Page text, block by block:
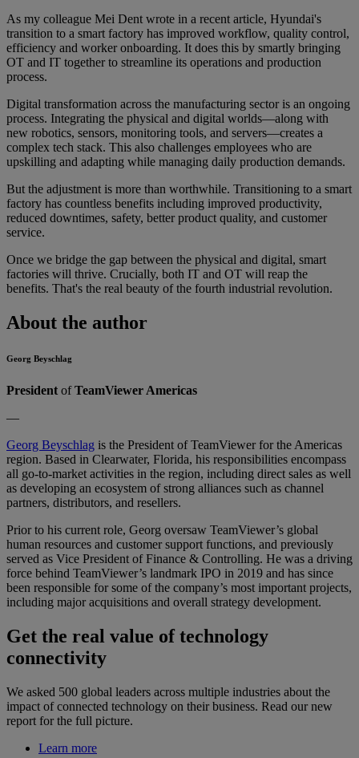
As my colleague Mei Dent wrote in a recent article, Hyundai's
transition to a smart factory has improved workflow, quality control,
efficiency and worker onboarding. It does this by smartly bringing
OT and IT together to streamline its operations and production
process.
Digital transformation across the manufacturing sector is an ongoing
process. Integrating the physical and digital worlds—along with
new robotics, sensors, monitoring tools, and servers—creates a
complex tech stack. This also challenges employees who are
upskilling and adapting while managing daily production demands.
But the adjustment is more than worthwhile. Transitioning to a smart
factory has countless benefits including improved productivity,
reduced downtimes, safety, better product quality, and customer
service.
Once we bridge the gap between the physical and digital, smart
factories will thrive. Crucially, both IT and OT will reap the
benefits. That's the real beauty of the fourth industrial revolution.
About the author
Georg Beyschlag
President ofTeamViewer Americas
—
Georg Beyschlag is the President of TeamViewer for the Americas
region. Based in Clearwater, Florida, his responsibilities encompass
all go-to-market activities in the region, including direct sales as well
as developing an ecosystem of strong alliances such as channel
partners, distributors, and resellers.
Prior to his current role, Georg oversaw TeamViewer’s global
human resources and customer support functions, and previously
served as Vice President of Finance & Controlling. He was a driving
force behind TeamViewer’s landmark IPO in 2019 and has since
been responsible for some of the company’s most important projects,
including major acquisitions and overall strategy development.
Get the real value of technology
connectivity
We asked 500 global leaders across multiple industries about the
impact of connected technology on their business. Read our new
report for the full picture.
Learn more